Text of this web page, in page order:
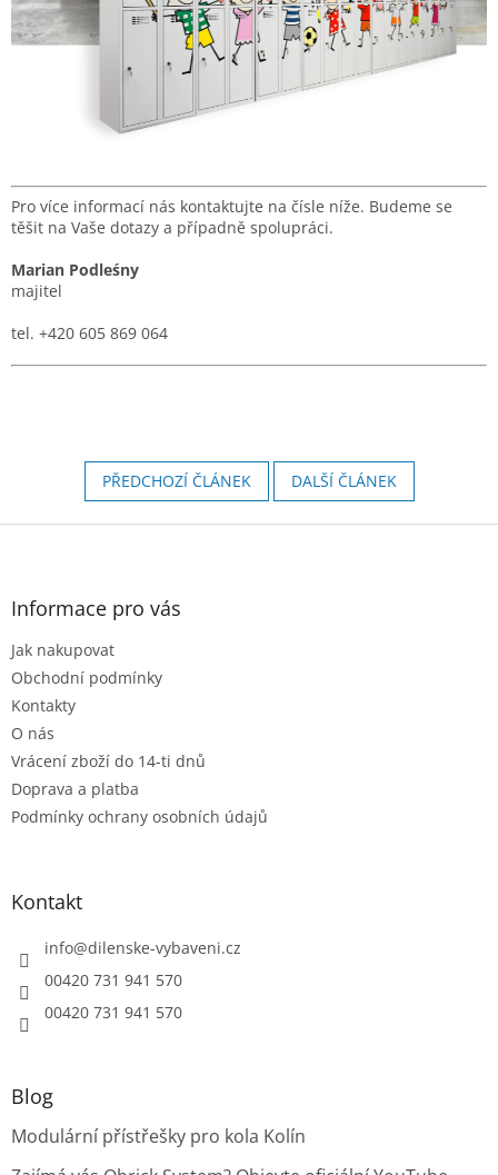
Pro více informací nás kontaktujte na čísle níže. Budeme se
těšit na Vaše dotazy a případně spolupráci.
Marian Podleśny
majitel
tel. +420 605 869 064
PŘEDCHOZÍ ČLÁNEK DALŠÍ ČLÁNEK
Z
Informace pro vás
Jak nakupovat
Obchodní podmínky
Kontakty
O nás
Vrácení zboží do 14-ti dnů
Doprava a platba
Podmínky ochrany osobních údajů
Kontakt
info@dilenske-vybaveni.cz
00420 731 941 570
00420 731 941 570
Blog
Modulární přístřešky pro kola Kolín